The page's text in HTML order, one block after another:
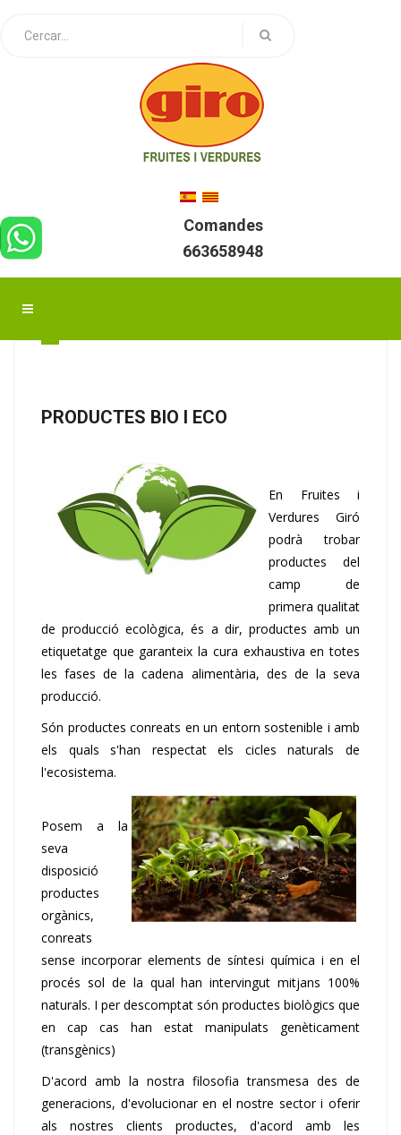
Comandes
663658948
PRODUCTES BIO I ECO
En Fruites i
Verdures Giró
podrà trobar
productes del
camp de
primera qualitat
de producció ecològica, és a dir, productes amb un
etiquetatge que garanteix la cura exhaustiva en totes
les fases de la cadena alimentària, des de la seva
producció.
Són productes conreats en un entorn sostenible i amb
els quals s'han respectat els cicles naturals de
l'ecosistema.
Posem a la
seva
disposició
productes
orgànics,
conreats
sense incorporar elements de síntesi química i en el
procés sol de la qual han intervingut mitjans 100%
naturals. I per descomptat són productes biològics que
en cap cas han estat manipulats genèticament
(transgènics)
D'acord amb la nostra filosofia transmesa des de
generacions, d'evolucionar en el nostre sector i oferir
als nostres clients productes, d'acord amb les